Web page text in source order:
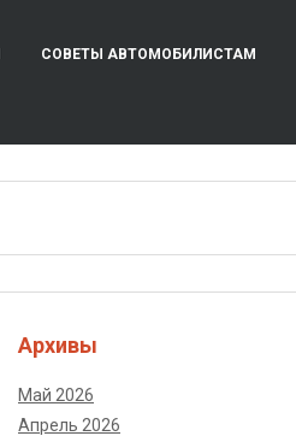
СОВЕТЫ АВТОМОБИЛИСТАМ
Архивы
Май 2026
Апрель 2026